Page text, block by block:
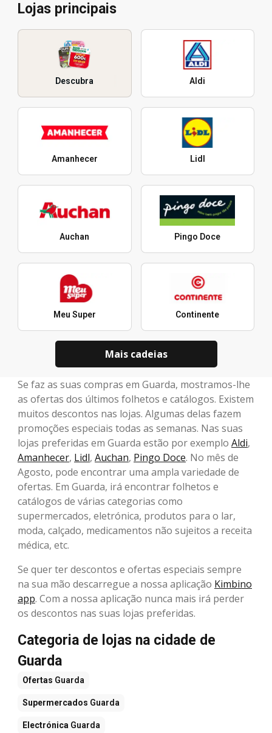
Lojas principais
Descubra Aldi
Amanhecer Lidl
Auchan Pingo Doce
Meu Super Continente
Mais cadeias
Se faz as suas compras em Guarda, mostramos-lhe
as ofertas dos últimos folhetos e catálogos. Existem
muitos descontos nas lojas. Algumas delas fazem
promoções especiais todas as semanas. Nas suas
lojas preferidas em Guarda estão por exemplo Aldi,
Amanhecer, Lidl, Auchan, Pingo Doce. No mês de
Agosto, pode encontrar uma ampla variedade de
ofertas. Em Guarda, irá encontrar folhetos e
catálogos de várias categorias como
supermercados, eletrónica, produtos para o lar,
moda, calçado, medicamentos não sujeitos a receita
médica, etc.
Se quer ter descontos e ofertas especiais sempre
na sua mão descarregue a nossa aplicação Kimbino
app. Com a nossa aplicação nunca mais irá perder
os descontos nas suas lojas preferidas.
Categoria de lojas na cidade de
Guarda
Ofertas Guarda
Supermercados Guarda
Electrónica Guarda